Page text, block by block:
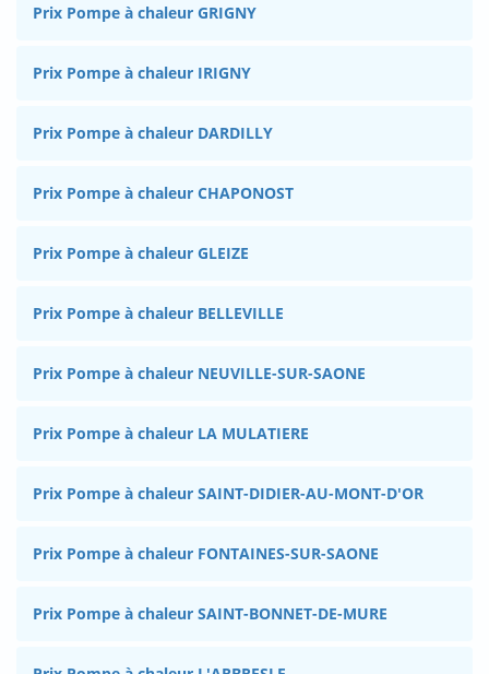
Prix Pompe à chaleur GRIGNY
Prix Pompe à chaleur IRIGNY
Prix Pompe à chaleur DARDILLY
Prix Pompe à chaleur CHAPONOST
Prix Pompe à chaleur GLEIZE
Prix Pompe à chaleur BELLEVILLE
Prix Pompe à chaleur NEUVILLE-SUR-SAONE
Prix Pompe à chaleur LA MULATIERE
Prix Pompe à chaleur SAINT-DIDIER-AU-MONT-D'OR
Prix Pompe à chaleur FONTAINES-SUR-SAONE
Prix Pompe à chaleur SAINT-BONNET-DE-MURE